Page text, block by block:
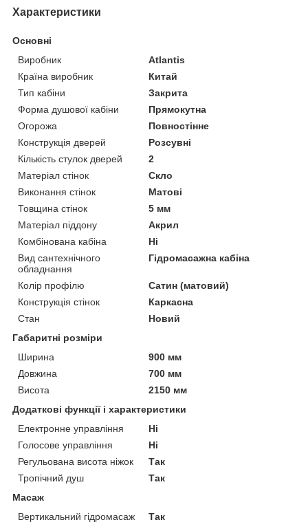
Характеристики
Основні
Виробник
Atlantis
Країна виробник
Китай
Тип кабіни
Закрита
Форма душової кабіни
Прямокутна
Огорожа
Повностінне
Конструкція дверей
Розсувні
Кількість стулок дверей
2
Матеріал стінок
Скло
Виконання стінок
Матові
Товщина стінок
5 мм
Матеріал піддону
Акрил
Комбінована кабіна
Ні
Вид сантехнічного
обладнання
Гідромасажна кабіна
Колір профілю
Сатин (матовий)
Конструкція стінок
Каркасна
Стан
Новий
Габаритні розміри
Ширина
900 мм
Довжина
700 мм
Висота
2150 мм
Додаткові функції і характеристики
Електронне управління
Ні
Голосове управління
Ні
Регульована висота ніжок
Так
Тропічний душ
Так
Масаж
Вертикальний гідромасаж
Так